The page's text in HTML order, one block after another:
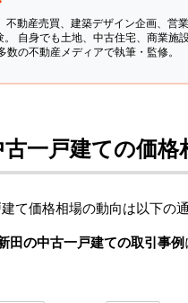
不動産売買、建築デザイン企画、営
自身でも土地、中古住宅、商業施
の不動産メディアで執筆・監修。
一戸建ての価格
て価格相場の動向は以下の通
田の中古一戸建ての取引事例